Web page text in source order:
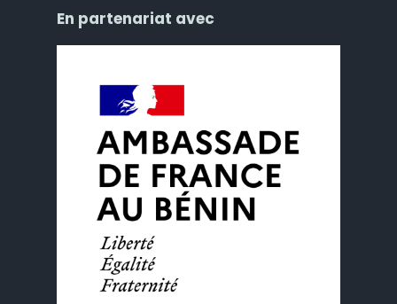
En partenariat avec